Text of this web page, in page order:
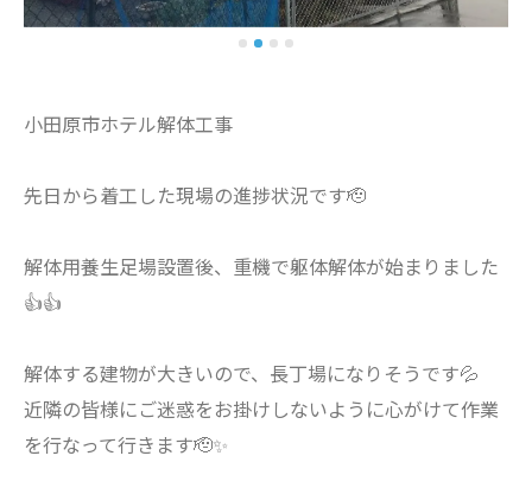
小田原市ホテル解体工事
先日から着工した現場の進捗状況です🫡
解体用養生足場設置後、重機で躯体解体が始まりました
👍👍
解体する建物が大きいので、長丁場になりそうです💦
近隣の皆様にご迷惑をお掛けしないように心がけて作業
を行なって行きます🫡✨